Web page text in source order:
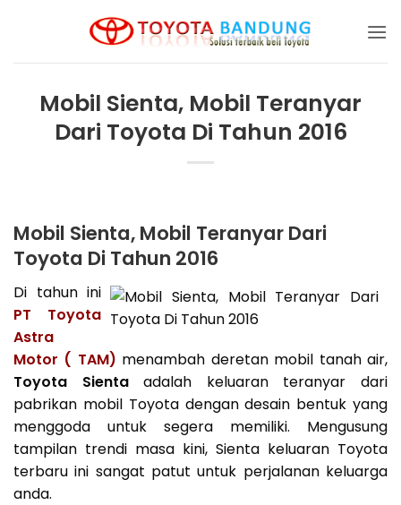
Mobil Sienta, Mobil Teranyar
Dari Toyota Di Tahun 2016
Mobil Sienta, Mobil Teranyar Dari
Toyota Di Tahun 2016
Di tahun ini
PT Toyota
Astra
Motor ( TAM) menambah deretan mobil tanah air,
Toyota Sientaadalah keluaran teranyar dari
pabrikan mobil Toyota dengan desain bentuk yang
menggoda untuk segera memiliki. Mengusung
tampilan trendi masa kini, Sienta keluaran Toyota
terbaru ini sangat patut untuk perjalanan keluarga
anda.